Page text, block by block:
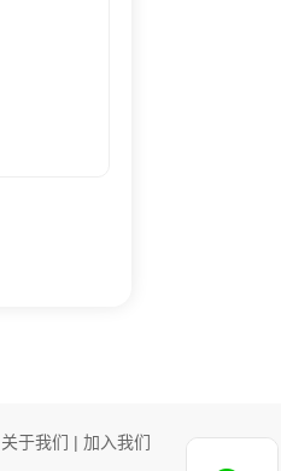
关于我们 | 加入我们